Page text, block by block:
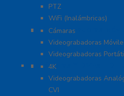
PTZ
WiFi (Inalámbricas)
Videograbadoras
Cámaras
Videograbadoras
Videograbadoras
Cámaras Y DVRs HD
4K
Videograbadoras
CVI